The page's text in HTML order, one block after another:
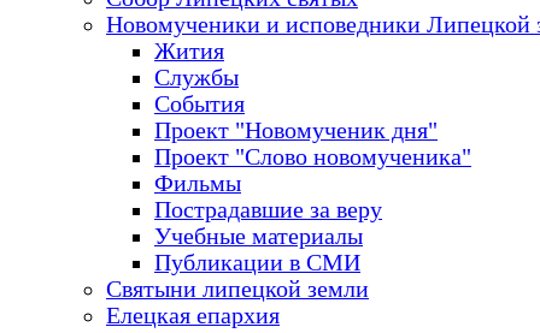
Новомученики и исповедники Липецкой
Жития
Службы
События
Проект "Новомученик дня"
Проект "Слово новомученика"
Фильмы
Пострадавшие за веру
Учебные материалы
Публикации в СМИ
Святыни липецкой земли
Елецкая епархия